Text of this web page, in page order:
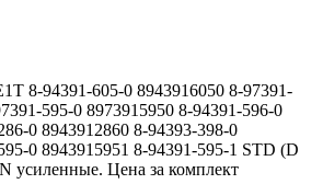
8-94391-605-0 8943916050 8-97391-
595-0 8973915950 8-94391-596-0
0 8943912860 8-94393-398-0
0 8943915951 8-94391-595-1 STD (D
усиленные. Цена за комплект